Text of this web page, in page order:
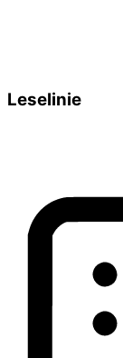
Leselinie